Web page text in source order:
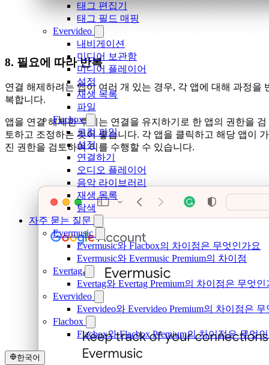
태그 편집기
태그 필드 매핑
Evervideo
내비게이션
미디어 보관함
미디어 플레이어
설정
재생 목록
파일
Flacbox
로컬 파일
설정
연결하기
오디오 플레이어
음악 라이브러리
재생 목록
탐색
자주 묻는 질문
Evermusic
Evermusic와 Flacbox의 차이점은 무엇인가요
Evermusic와 Evermusic Premium의 차이점
Evertag
Evertag와 Evertag Premium의 차이점은 무엇인
Evervideo
Evervideo와 Evervideo Premium의 차이점은
Flacbox
Flacbox와 Flacbox Premium의 차이점은 무엇
한국어
8. 필요에 따라 반복
연결 해제하려는 앱이 여러 개 있는 경우, 각 앱에 대해 과정을
복합니다.
앱을 연결 해제한 후에는 연결을 유지하기로 한 앱의 권한을 검
토하고 조정하는 것이 좋습니다. 각 앱을 클릭하고 해당 앱이 가
진 권한을 검토하여 이를 수행할 수 있습니다.